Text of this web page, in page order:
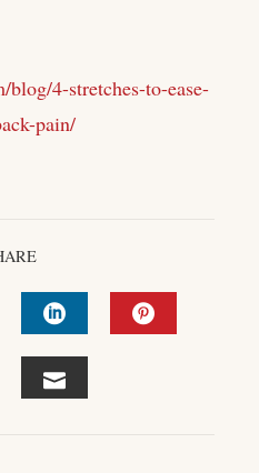
4-stretches-to-ease-
pain/
LINKEDIN